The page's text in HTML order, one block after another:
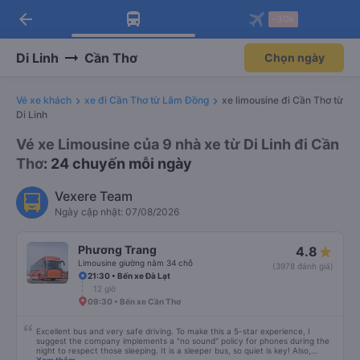
Tải app Vexere ngay!
Nhận ưu đãi thành viên độc
Mở app
Tải app Vexere
-30k/ghế khi đặt vé máy bay qua
Mở app
arrow_back
Di Linh Cần Thơ Chọn ngày
Vé xe khách xe đi Cần Thơ từ Lâm Đồng
xe limousine đi Cần Thơ từ
Di Linh
Vé xe Limousine của 9 nhà xe từ Di Linh đi Cần
Thơ: 24 chuyến mỗi ngày
Vexere Team
Ngày cập nhật: 07/08/2026
Phương Trang
Limousine giường nằm 34 chỗ
4.8
(3978 đánh giá)
21:30 • Bến xe Đà Lạt
12 giờ
09:30 • Bến xe Cần Thơ
Excellent bus and very safe driving. To make this a 5-star experience, I
suggest the company implements a "no sound" policy for phones during the
night to respect those sleeping. It is a sleeper bus, so quiet is key! Also,